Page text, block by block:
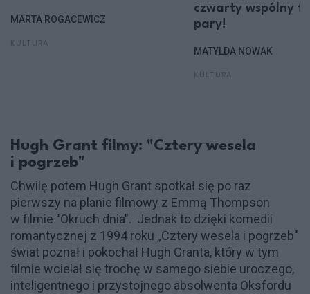
MARTA ROGACEWICZ
czwarty wspólny
pary!
MATYLDA NOWAK
Hugh Grant filmy: "Cztery wesela
i pogrzeb"
Chwilę potem Hugh Grant spotkał się po raz
pierwszy na planie filmowy z Emmą Thompson
w filmie "Okruch dnia". Jednak to dzięki komedii
romantycznej z 1994 roku „Cztery wesela i pogrzeb"
świat poznał i pokochał Hugh Granta, który w tym
filmie wcielał się trochę w samego siebie uroczego,
inteligentnego i przystojnego absolwenta Oksfordu